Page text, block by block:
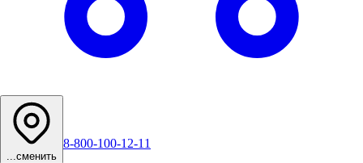
...сменить
8-800-100-12-11